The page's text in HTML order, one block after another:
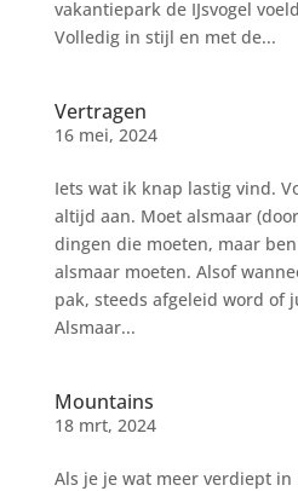
vakantiepark de IJsvogel
Volledig in stijl en met de...
Vertragen
16 mei, 2024
Iets wat ik knap lastig vind.
altijd aan. Moet alsmaar
dingen die moeten, maar
alsmaar moeten. Alsof
pak, steeds afgeleid word of
Alsmaar...
Mountains
18 mrt, 2024
Als je je wat meer verdiept in